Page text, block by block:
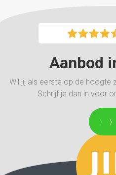
Aanbod
Wil jij als eerste op de hoogte
Schrijf je dan in voor